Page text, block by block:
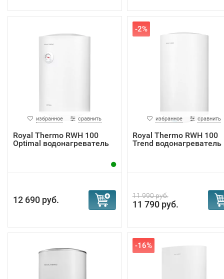
избранное сравнить
Royal Thermo RWH 100
Optimal водонагреватель
12 690 руб.
-2%
избранное сравнить
Royal Thermo RWH 100
Trend водонагреватель
11 990 руб.
11 790 руб.
-16%